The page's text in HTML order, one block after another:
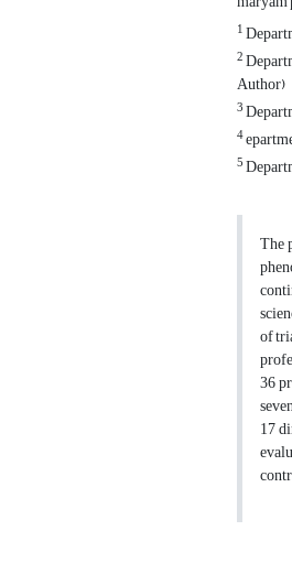
1
2
Author)
3
4
5
The
of
36
17